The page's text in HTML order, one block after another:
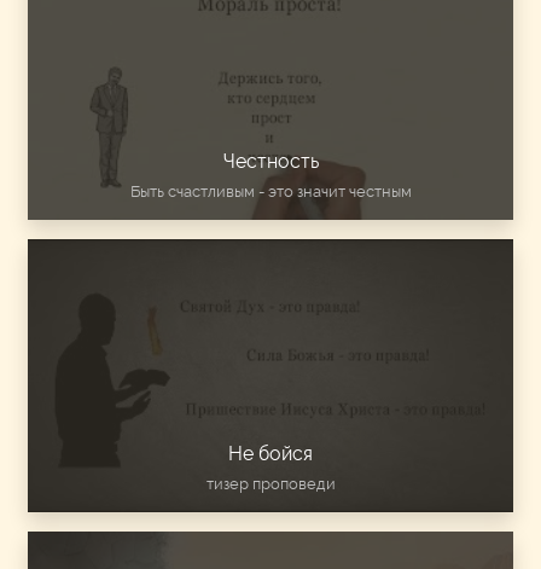
Честность
Быть счастливым - это значит честным
Не бойся
тизер проповеди